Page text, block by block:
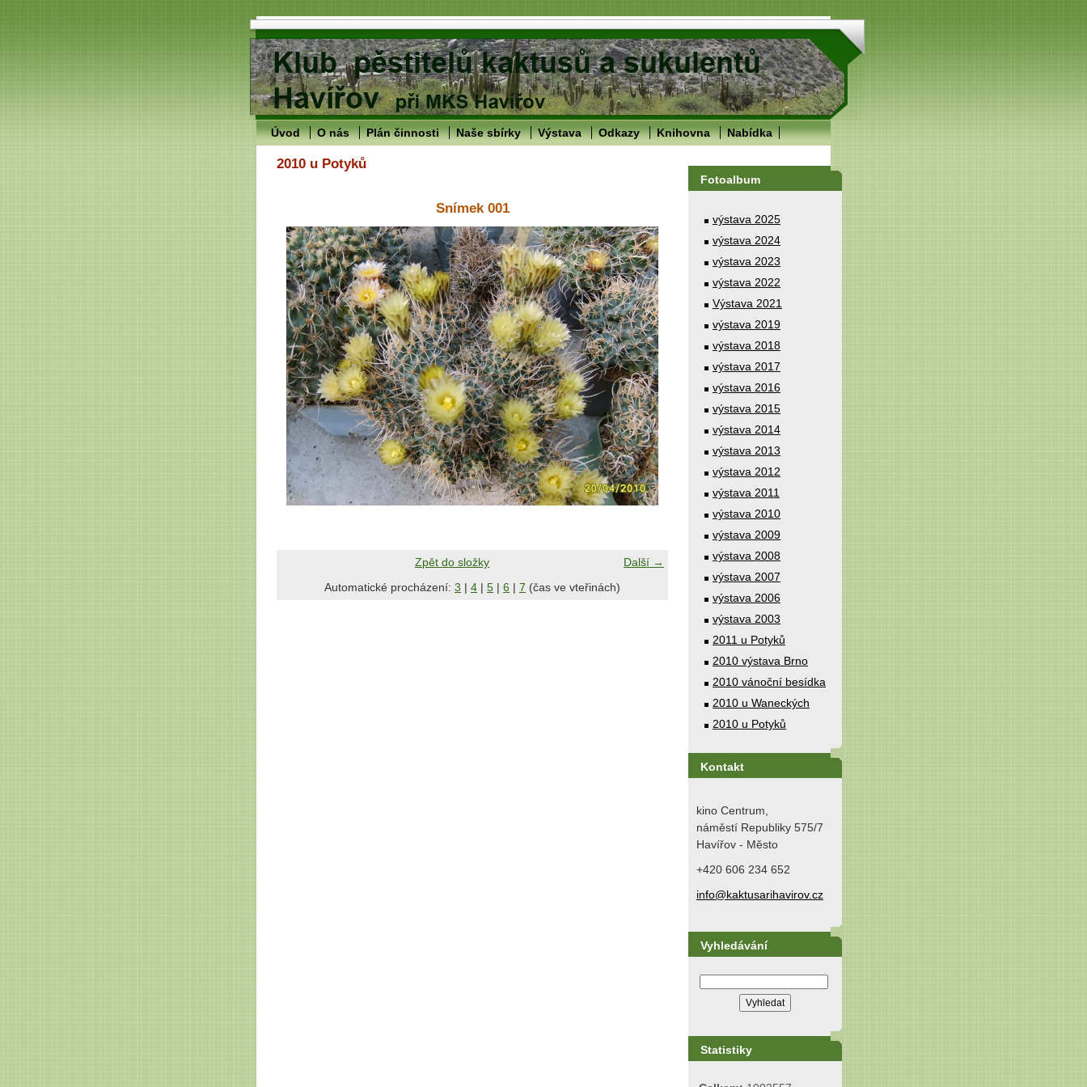
Úvod O nás Plán činnosti Naše sbírky Výstava Odkazy Knihovna Nabídka
2010 u Potyků
Snímek 001
Další →
Zpět do složky
Automatické procházení: 3 | 4 | 5 | 6 | 7 (čas ve vteřinách)
Fotoalbum
výstava 2025
výstava 2024
výstava 2023
výstava 2022
Výstava 2021
výstava 2019
výstava 2018
výstava 2017
výstava 2016
výstava 2015
výstava 2014
výstava 2013
výstava 2012
výstava 2011
výstava 2010
výstava 2009
výstava 2008
výstava 2007
výstava 2006
výstava 2003
2011 u Potyků
2010 výstava Brno
2010 vánoční besídka
2010 u Waneckých
2010 u Potyků
Kontakt
kino Centrum,
náměstí Republiky 575/7
Havířov - Město
+420 606 234 652
info@kaktusarihavirov.cz
Vyhledávání
Statistiky